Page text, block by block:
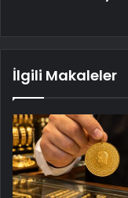
İlgili Makaleler